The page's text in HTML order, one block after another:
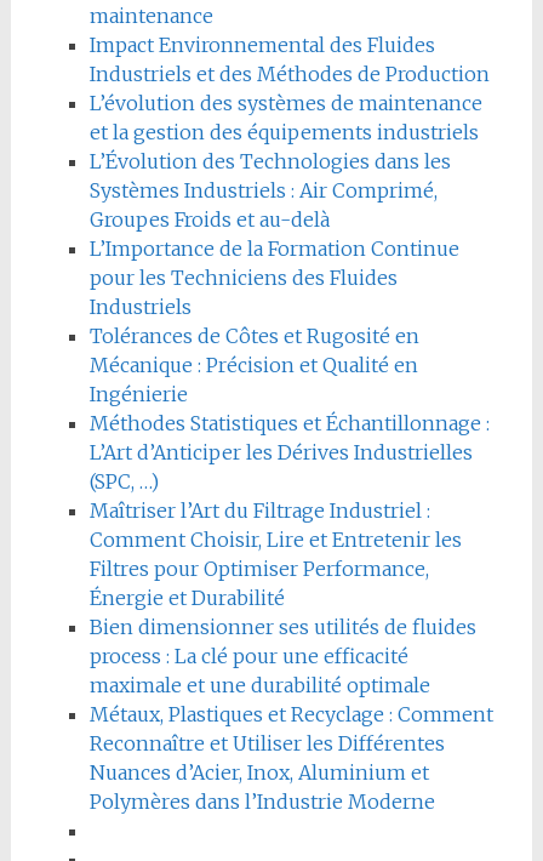
maintenance
Impact Environnemental des Fluides
Industriels et des Méthodes de Production
L’évolution des systèmes de maintenance
et la gestion des équipements industriels
L’Évolution des Technologies dans les
Systèmes Industriels : Air Comprimé,
Groupes Froids et au-delà
L’Importance de la Formation Continue
pour les Techniciens des Fluides
Industriels
Tolérances de Côtes et Rugosité en
Mécanique : Précision et Qualité en
Ingénierie
Méthodes Statistiques et Échantillonnage :
L’Art d’Anticiper les Dérives Industrielles
(SPC, …)
Maîtriser l’Art du Filtrage Industriel :
Comment Choisir, Lire et Entretenir les
Filtres pour Optimiser Performance,
Énergie et Durabilité
Bien dimensionner ses utilités de fluides
process : La clé pour une efficacité
maximale et une durabilité optimale
Métaux, Plastiques et Recyclage : Comment
Reconnaître et Utiliser les Différentes
Nuances d’Acier, Inox, Aluminium et
Polymères dans l’Industrie Moderne